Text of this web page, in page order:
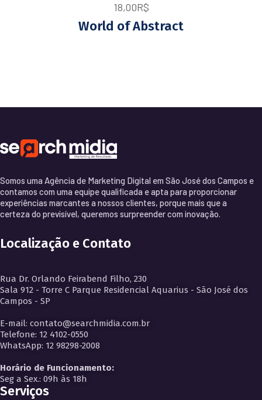
18,00R$
World of Abstract
Somos uma Agência de Marketing Digital em São José dos Campos e
contamos com uma equipe qualificada e apta para proporcionar
experiências marcantes a nossos clientes, porque mais que a
certeza do previsível, queremos surpreender com inovação.
Localização e Contato
Rua Dr. Orlando Feirabend Filho, 230
Sala 912 - Torre C Parque Residencial Aquarius - São José dos
Campos - SP
E-mail: contato@searchmidia.com.br
Telefone: 12 4102-0550
WhatsApp: 12 98298-2008
Horário de Funcionamento:
Seg a Sex.: 09h às 18h
Serviços